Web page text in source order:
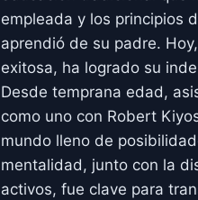
empleada y los principios
aprendió de su padre.
exitosa, ha logrado su
Desde temprana edad,
como uno con Robert
mundo lleno de
mentalidad, junto con la
activos, fue clave para